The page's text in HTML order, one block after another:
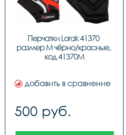
Перчатки Lorak 41370
размер M чёрно/красные,
код 41370M
добавить в сравнение
500 руб.